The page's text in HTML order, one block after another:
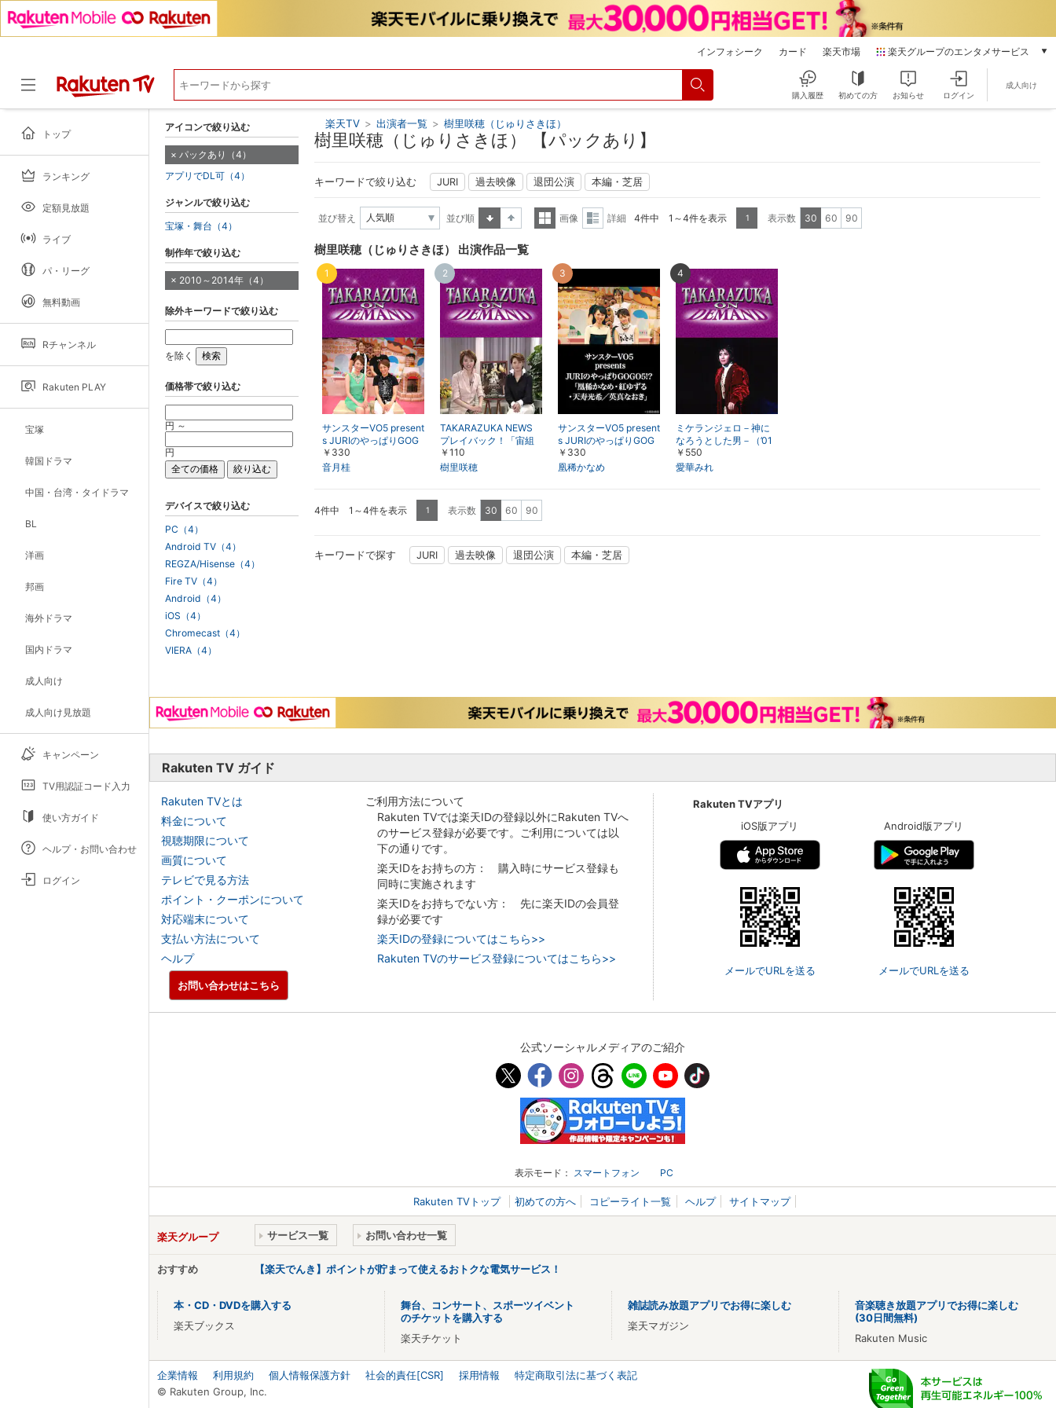
インフォシーク カード 楽天市場 楽天グループのエンタメサービス
本/ゲーム/CD/DVD
動画配信
購入履歴 初めての方 お知らせ ログイン
成人向け
トップ
ランキング
定額見放題
ライブ
パ・リーグ
無料動画
Rチャンネル
Rakuten PLAY
宝塚
韓国ドラマ
中国・台湾・タイドラマ
BL
洋画
邦画
海外ドラマ
国内ドラマ
成人向け
成人向け見放題
キャンペーン
TV用認証コード入力
使い方ガイド
ヘルプ・お問い合わせ
ログイン
楽天TV > 出演者一覧 > 樹里咲穂（じゅりさきほ）
樹里咲穂（じゅりさきほ） 【パックあり】
キーワードで絞り込む JURI 過去映像 退団公演 本編・芝居
並び替え
並び順
画像
詳細 4件中 1～4件を表示 1 表示数 30 60 90
樹里咲穂（じゅりさきほ） 出演作品一覧
サンスターVO5 present
s JURIのやっぱりGOG
O5!?「音月桂・彩那
音・香綾しずる」
￥330
音月桂
1
TAKARAZUKA NEWS
プレイバック！「宙組
公演特別出演 樹里咲
穂＆安蘭けいインタビ
￥110
樹里咲穂
2
サンスターVO5 present
s JURIのやっぱりGOG
O5!?「凰稀かなめ・紅
ゆずる・天寿光希／英
￥330
凰稀かなめ
3
ミケランジェロ－神に
なろうとした男－（’01
年花組・宝塚）
￥550
愛華みれ
4
4件中 1～4件を表示 1 表示数 30 60 90
キーワードで探す JURI 過去映像 退団公演 本編・芝居
アイコンで絞り込む
パックあり（4）
アプリでDL可（4）
ジャンルで絞り込む
宝塚・舞台（4）
制作年で絞り込む
2010～2014年（4）
除外キーワードで絞り込む
を除く
価格帯で絞り込む
円 ～
円
デバイスで絞り込む
PC（4）
Android TV（4）
REGZA/Hisense（4）
Fire TV（4）
Android（4）
iOS（4）
Chromecast（4）
VIERA（4）
Rakuten TV ガイド
Rakuten TVとは
料金について
視聴期限について
画質について
テレビで見る方法
ポイント・クーポンについて
対応端末について
支払い方法について
ヘルプ
ご利用方法について
Rakuten TVでは楽天IDの登録以外にRakuten TVへ
のサービス登録が必要です。ご利用については以
下の通りです。
楽天IDをお持ちの方： 購入時にサービス登録も
同時に実施されます
楽天IDをお持ちでない方： 先に楽天IDの会員登
録が必要です
楽天IDの登録についてはこちら>>
Rakuten TVのサービス登録についてはこちら>>
Rakuten TVアプリ
iOS版アプリ
メールでURLを送る
Android版アプリ
メールでURLを送る
お問い合わせはこちら
公式ソーシャルメディアのご紹介
表示モード： スマートフォン PC
Rakuten TVトップ 初めての方へ コピーライト一覧 ヘルプ サイトマップ
楽天グループ サービス一覧 お問い合わせ一覧
おすすめ 【楽天でんき】ポイントが貯まって使えるおトクな電気サービス！
本・CD・DVDを購入する
楽天ブックス
舞台、コンサート、スポーツイベント
のチケットを購入する
楽天チケット
雑誌読み放題アプリでお得に楽しむ
楽天マガジン
音楽聴き放題アプリでお得に楽しむ
(30日間無料)
Rakuten Music
企業情報 利用規約 個人情報保護方針 社会的責任[CSR] 採用情報
特定商取引法に基づく表記
© Rakuten Group, Inc.